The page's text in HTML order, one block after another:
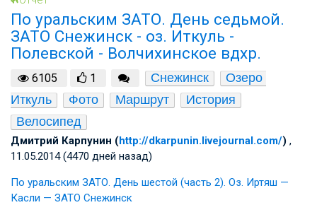
По уральским ЗАТО. День седьмой.
ЗАТО Снежинск - оз. Иткуль -
Полевской - Волчихинское вдхр.
6105 1 Снежинск
Озеро
Иткуль
Фото Маршрут
История
Велосипед
Дмитрий Карпунин (http://dkarpunin.livejournal.com/) ,
11.05.2014 (4470 дней назад)
По уральским ЗАТО. День шестой (часть 2). Оз. Иртяш —
Касли — ЗАТО Снежинск